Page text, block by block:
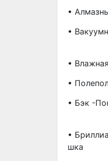
•
•
•
•
• Бэк -
•
Шка